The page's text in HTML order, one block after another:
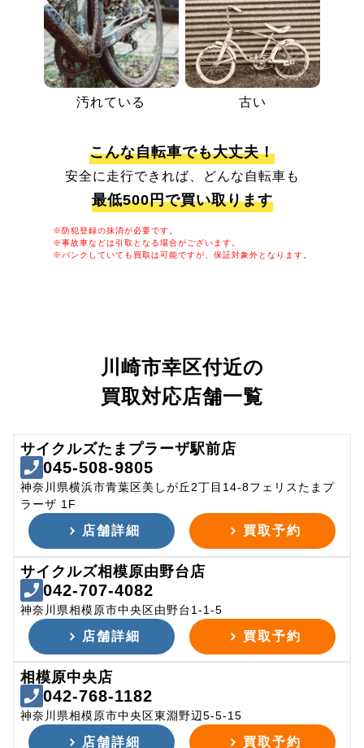
汚れている 古い
こんな自転車でも大丈夫！
安全に走行できれば、どんな自転車も
最低500円で買い取ります
※防犯登録の抹消が必要です。
※事故車などは引取となる場合がございます。
※パンクしていても買取は可能ですが、保証対象外となります。
川崎市幸区付近の
買取対応店舗一覧
サイクルズたまプラーザ駅前店
045-508-9805
神奈川県横浜市青葉区美しが丘2丁目14-8フェリスたまプ
ラーザ 1F
店舗詳細 買取予約
サイクルズ相模原由野台店
042-707-4082
神奈川県相模原市中央区由野台1-1-5
店舗詳細 買取予約
相模原中央店
042-768-1182
神奈川県相模原市中央区東淵野辺5-5-15
店舗詳細 買取予約